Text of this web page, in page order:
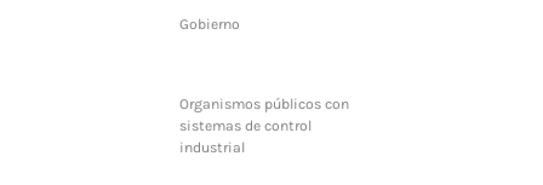
Gobierno
Organismos públicos con
sistemas de control
industrial